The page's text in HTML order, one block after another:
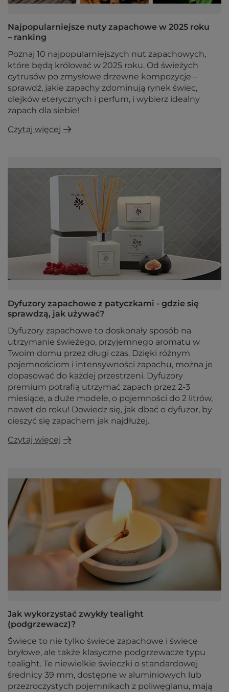
Najpopularniejsze nuty zapachowe w 2025 roku
– ranking
Poznaj 10 najpopularniejszych nut zapachowych,
które będą królować w 2025 roku. Od świeżych
cytrusów po zmysłowe drzewne kompozycje –
sprawdź, jakie zapachy zdominują rynek świec,
olejków eterycznych i perfum, i wybierz idealny
zapach dla siebie!
Czytaj więcej
Dyfuzory zapachowe z patyczkami - gdzie się
sprawdzą, jak używać?
Dyfuzory zapachowe to doskonały sposób na
utrzymanie świeżego, przyjemnego aromatu w
Twoim domu przez długi czas. Dzięki różnym
pojemnościom i intensywności zapachu, można je
dopasować do każdej przestrzeni. Dyfuzory
premium potrafią utrzymać zapach przez 2-3
miesiące, a duże modele, o pojemności do 2 litrów,
nawet do roku! Dowiedz się, jak dbać o dyfuzor, by
cieszyć się zapachem jak najdłużej.
Czytaj więcej
Jak wykorzystać zwykły tealight
(podgrzewacz)?
Świece to nie tylko świece zapachowe i świece
bryłowe, ale także klasyczne podgrzewacze typu
tealight. Te niewielkie świeczki o standardowej
średnicy 39 mm, dostępne w aluminiowych lub
przezroczystych pojemnikach z poliwęglanu, mają